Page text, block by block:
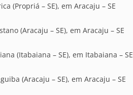
(Propriá – SE), em Aracaju – SE
(Aracaju – SE), em Aracaju – SE
(Itabaiana – SE), em Itabaiana – SE
(Aracaju – SE), em Aracaju – SE